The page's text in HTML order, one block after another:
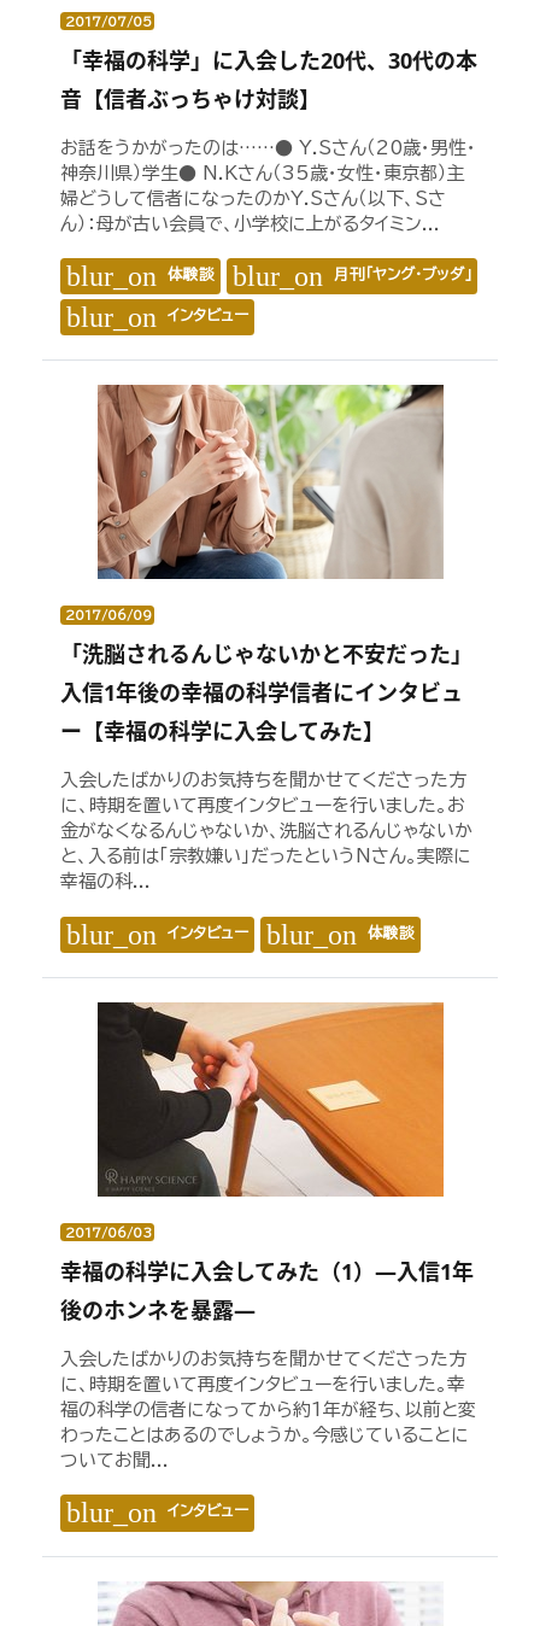
2017/07/05
「幸福の科学」に入会した20代、30代の本
音【信者ぶっちゃけ対談】
お話をうかがったのは……● Y.Sさん（20歳・男性・
神奈川県）学生● N.Kさん（35歳・女性・東京都）主
婦どうして信者になったのかY.Sさん（以下、Sさ
ん）：母が古い会員で、小学校に上がるタイミン...
blur_on 体験談 blur_on 月刊「ヤング・ブッダ」
blur_on インタビュー
2017/06/09
「洗脳されるんじゃないかと不安だった」
入信1年後の幸福の科学信者にインタビュ
ー【幸福の科学に入会してみた】
入会したばかりのお気持ちを聞かせてくださった方
に、時期を置いて再度インタビューを行いました。お
金がなくなるんじゃないか、洗脳されるんじゃないか
と、入る前は「宗教嫌い」だったというNさん。実際に
幸福の科...
blur_on インタビュー blur_on 体験談
2017/06/03
幸福の科学に入会してみた（1）―入信1年
後のホンネを暴露―
入会したばかりのお気持ちを聞かせてくださった方
に、時期を置いて再度インタビューを行いました。幸
福の科学の信者になってから約1年が経ち、以前と変
わったことはあるのでしょうか。今感じていることに
ついてお聞...
blur_on インタビュー